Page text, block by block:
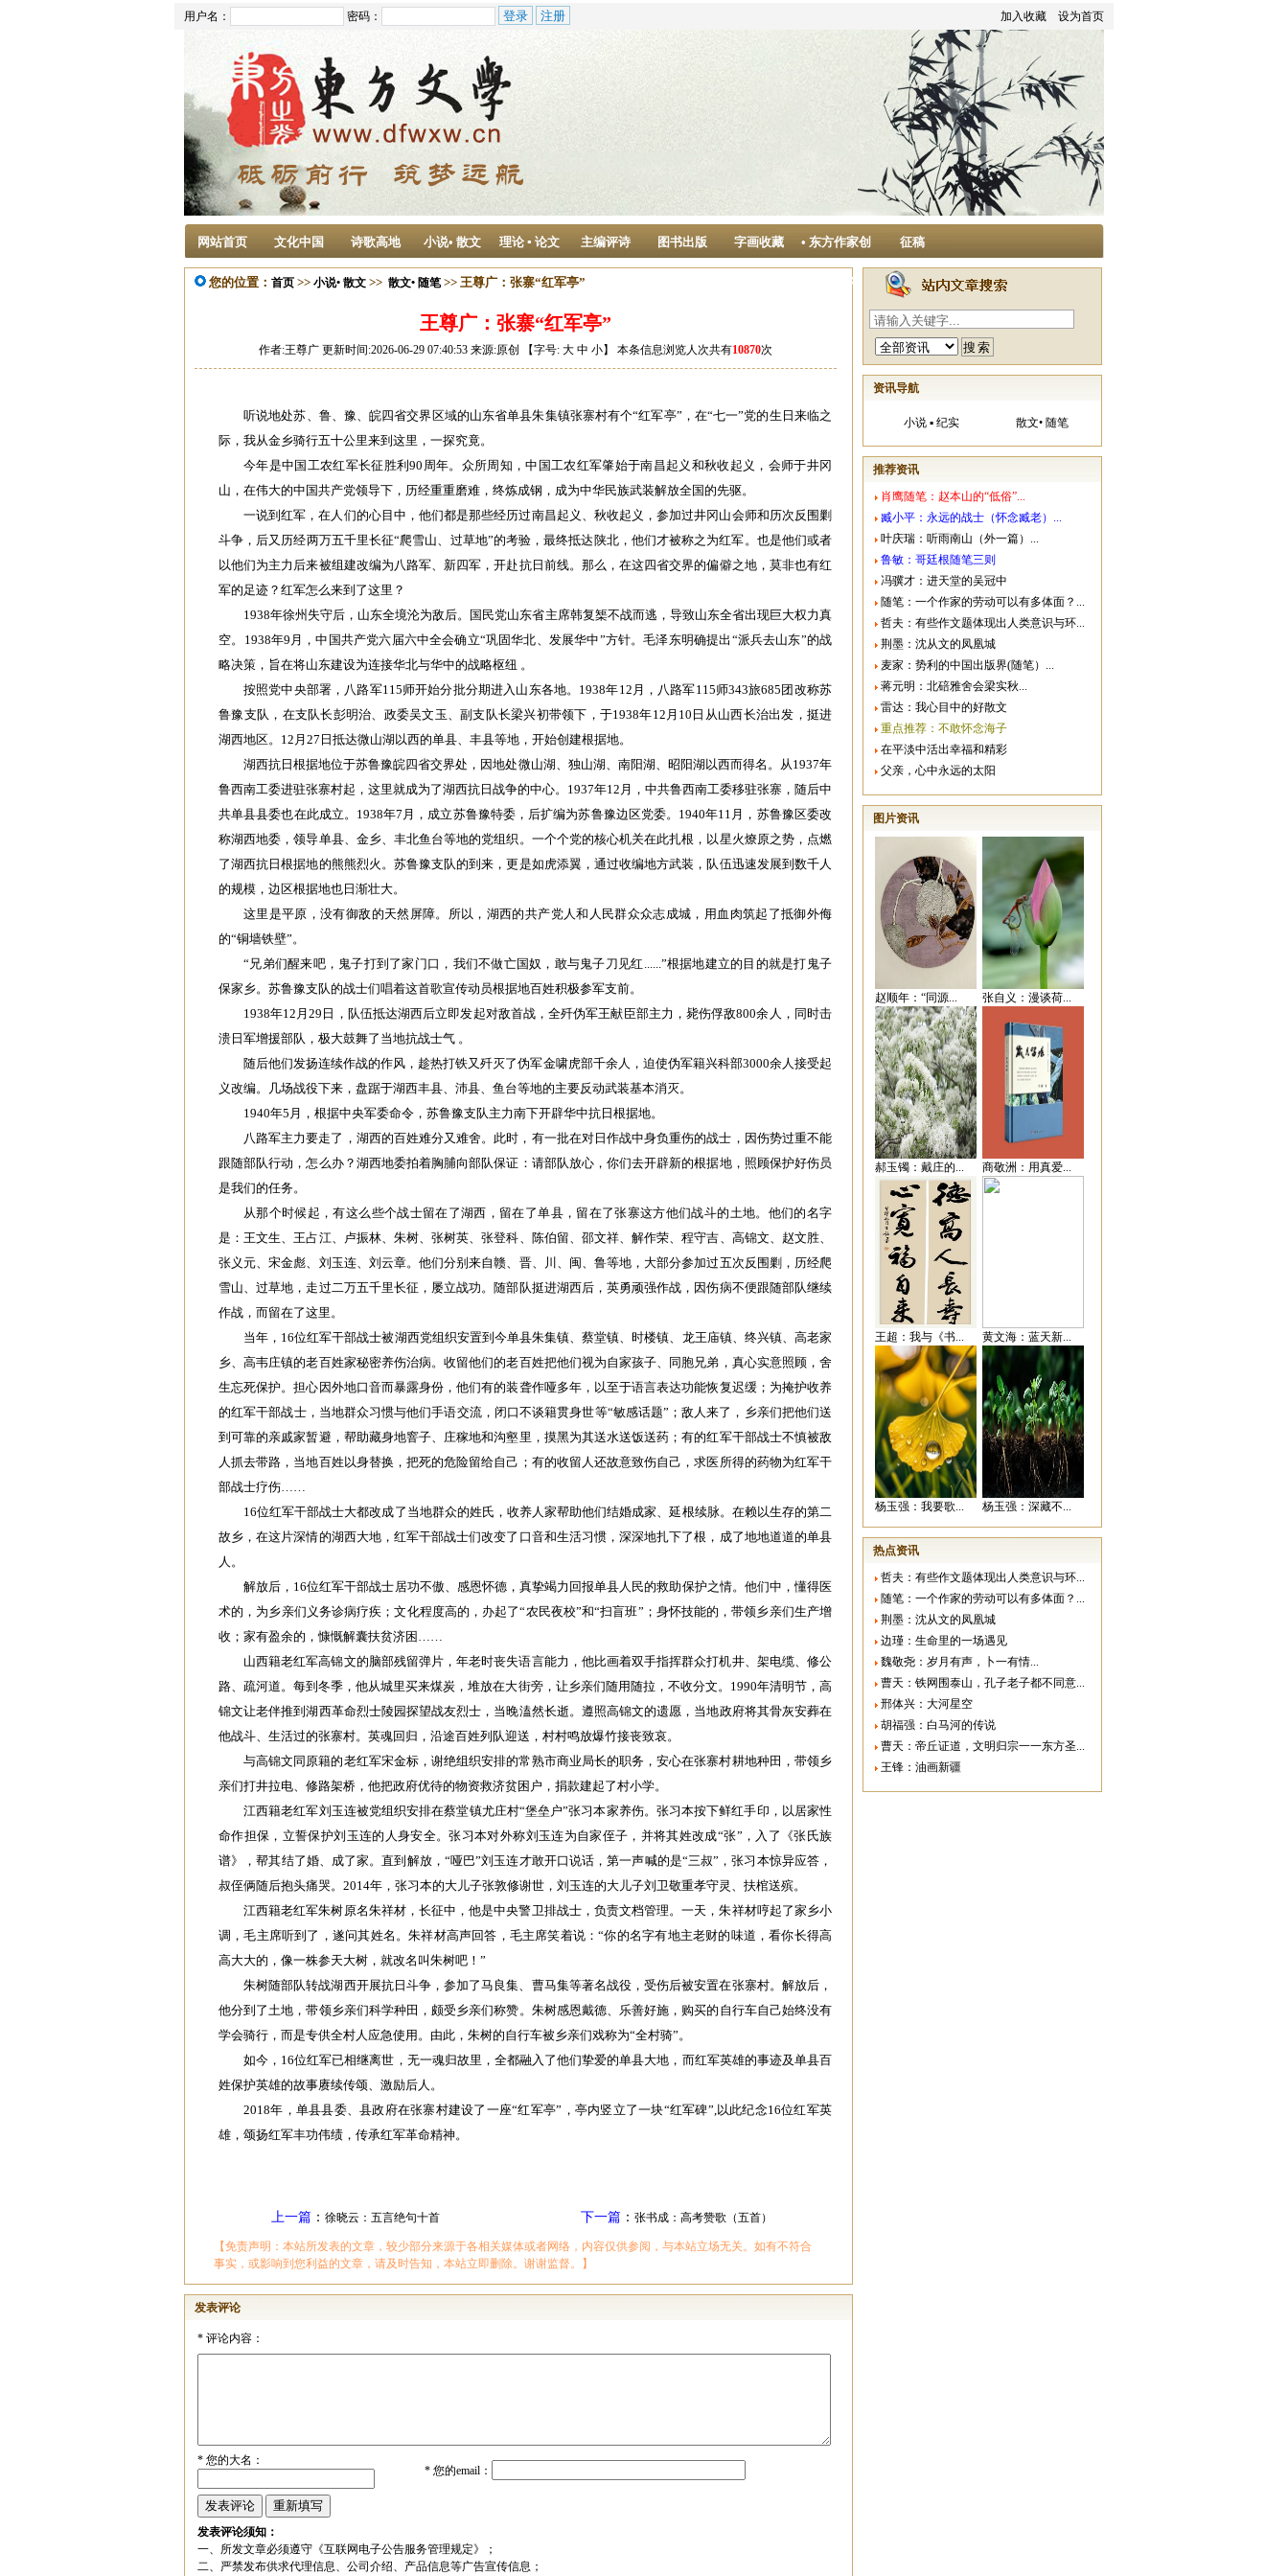
加入收藏 设为首页
用户名： 密码：
网站首页 文化中国 诗歌高地 小说• 散文 理论 ▪ 论文 主编评诗 图书出版 字画收藏 • 东方作家创
作中心
征稿
您的位置： 首页 >> 小说• 散文 >> 散文• 随笔>> 王尊广：张寨“红军亭”
王尊广：张寨“红军亭”
作者:王尊广 更新时间:2026-06-29 07:40:53 来源:原创 【字号: 大 中 小】 本条信息浏览人次共有10870次
听说地处苏、鲁、豫、皖四省交界区域的山东省单县朱集镇张寨村有个“红军亭”，在“七一”党的生日来临之
际，我从金乡骑行五十公里来到这里，一探究竟。
今年是中国工农红军长征胜利90周年。众所周知，中国工农红军肇始于南昌起义和秋收起义，会师于井冈
山，在伟大的中国共产党领导下，历经重重磨难，终炼成钢，成为中华民族武装解放全国的先驱。
一说到红军，在人们的心目中，他们都是那些经历过南昌起义、秋收起义，参加过井冈山会师和历次反围剿
斗争，后又历经两万五千里长征“爬雪山、过草地”的考验，最终抵达陕北，他们才被称之为红军。也是他们或者
以他们为主力后来被组建改编为八路军、新四军，开赴抗日前线。那么，在这四省交界的偏僻之地，莫非也有红
军的足迹？红军怎么来到了这里？
1938年徐州失守后，山东全境沦为敌后。国民党山东省主席韩复榘不战而逃，导致山东全省出现巨大‌权力真
空‌。‌‌1938年9月，中国共产党六届六中全会确立“巩固华北、发展华中”方针。毛泽东明确提出‌“派兵去山东”‌的战
略决策，旨在将山东建设为连接华北与华中的战略枢纽 。
按照党中央部署，八路军115师开始分批分期进入山东各地。1938年12月，八路军115师343旅685团改称‌苏
鲁豫支队‌，在支队长彭明治、政委吴文玉、副支队长梁兴初带领下，于‌1938年12月10日‌从山西长治出发，挺进
湖西地区。‌12月27日‌抵达微山湖以西的单县、丰县等地，开始创建根据地。
‌湖西抗日根据地位于苏鲁豫皖四省交界处，因地处微山湖、独山湖、南阳湖、昭阳湖以西而得名。从1937年
鲁西南工委进驻张寨村起，这里就成为了湖西抗日战争的中心。1937年12月，中共鲁西南工委移驻张寨，随后中
共单县县委也在此成立。1938年7月，成立苏鲁豫特委，后扩编为苏鲁豫边区党委。1940年11月，苏鲁豫区委改
称湖西地委，领导单县、金乡、丰北鱼台等地的党组织。一个个党的核心机关在此扎根，以星火燎原之势，点燃
了湖西抗日根据地的熊熊烈火。苏鲁豫支队的到来，更是如虎添翼，通过收编地方武装，队伍迅速发展到数千人
的规模，边区根据地也日渐壮大。
这里是平原，没有御敌的天然屏障。所以，湖西的共产党人和人民群众众志成城，用血肉筑起了抵御外侮
的“铜墙铁壁”。
“兄弟们醒来吧，鬼子打到了家门口，我们不做亡国奴，敢与鬼子刀见红......”根据地建立的目的就是打鬼子
保家乡。苏鲁豫支队的战士们唱着这首歌宣传动员根据地百姓积极参军支前。
‌1938年12月29日，队伍抵达湖西后立即发起对敌首战，全歼伪军王献臣部主力，毙伤俘敌‌800余人‌，同时击
溃日军增援部队，极大鼓舞了当地抗战士气 。
‌随后他们发扬连续作战的作风，趁热打铁又歼灭了伪军金啸虎部‌千余人‌，迫使伪军籍兴科部‌3000余人‌接受起
义改编。几场战役下来，盘踞于湖西丰县、沛县、鱼台等地的主要反动武装基本消灭。
‌1940年5月，根据中央军委命令，苏鲁豫支队主力南下开辟华中抗日根据地。
八路军主力要走了，湖西的百姓难分又难舍。此时，有一批在对日作战中身负重伤的战士，因伤势过重不能
跟随部队行动，怎么办？湖西地委拍着胸脯向部队保证：请部队放心，你们去开辟新的根据地，照顾保护好伤员
是我们的任务。
从那个时候起，有这么些个战士留在了湖西，留在了单县，留在了张寨这方他们战斗的土地。他们的名字
是：王文生、王占江、卢振林、朱树、张树英、张登科、陈伯留、邵文祥、解作荣、程守吉、高锦文、赵文胜、
张义元、宋金彪、刘玉连、刘云章。他们分别来自赣、晋、川、闽、鲁等地，大部分参加过五次反围剿，历经爬
雪山、过草地，走过二万五千里长征，屡立战功。随部队挺进湖西后，英勇顽强作战，因伤病不便跟随部队继续
作战，而留在了这里。
当年，16位红军干部战士被湖西党组织安置到今单县朱集镇、蔡堂镇、时楼镇、龙王庙镇、终兴镇、高老家
乡、高韦庄镇的老百姓家秘密养伤治病。收留他们的老百姓把他们视为自家孩子、同胞兄弟，真心实意照顾，舍
生忘死保护。担心因外地口音而暴露身份，他们有的装聋作哑多年，以至于语言表达功能恢复迟缓；为掩护收养
的红军干部战士，当地群众习惯与他们手语交流，闭口不谈籍贯身世等“敏感话题”；敌人来了，乡亲们把他们送
到可靠的亲戚家暂避，帮助藏身地窨子、庄稼地和沟壑里，摸黑为其送水送饭送药；有的红军干部战士不慎被敌
人抓去带路，当地百姓以身替换，把死的危险留给自己；有的收留人还故意致伤自己，求医所得的药物为红军干
部战士疗伤……
16位红军干部战士大都改成了当地群众的姓氏，收养人家帮助他们结婚成家、延根续脉。在赖以生存的第二
故乡，在这片深情的湖西大地，红军干部战士们改变了口音和生活习惯，深深地扎下了根，成了地地道道的单县
人。
解放后，16位红军干部战士居功不傲、感恩怀德，真挚竭力回报单县人民的救助保护之情。他们中，懂得医
术的，为乡亲们义务诊病疗疾；文化程度高的，办起了“农民夜校”和“扫盲班”；身怀技能的，带领乡亲们生产增
收；家有盈余的，慷慨解囊扶贫济困……
山西籍老红军高锦文的脑部残留弹片，年老时丧失语言能力，他比画着双手指挥群众打机井、架电缆、修公
路、疏河道。每到冬季，他从城里买来煤炭，堆放在大街旁，让乡亲们随用随拉，不收分文。1990年清明节，高
锦文让老伴推到湖西革命烈士陵园探望战友烈士，当晚溘然长逝。遵照高锦文的遗愿，当地政府将其骨灰安葬在
他战斗、生活过的张寨村。英魂回归，沿途百姓列队迎送，村村鸣放爆竹接丧致哀。
与高锦文同原籍的老红军宋金标，谢绝组织安排的常熟市商业局长的职务，安心在张寨村耕地种田，带领乡
亲们打井拉电、修路架桥，他把政府优待的物资救济贫困户，捐款建起了村小学。
江西籍老红军刘玉连被党组织安排在蔡堂镇尤庄村“堡垒户”张习本家养伤。张习本按下鲜红手印，以居家性
命作担保，立誓保护刘玉连的人身安全。张习本对外称刘玉连为自家侄子，并将其姓改成“张”，入了《张氏族
谱》，帮其结了婚、成了家。直到解放，“哑巴”刘玉连才敢开口说话，第一声喊的是“三叔”，张习本惊异应答，
叔侄俩随后抱头痛哭。2014年，张习本的大儿子张敦修谢世，刘玉连的大儿子刘卫敬重孝守灵、扶棺送殡。
江西籍老红军朱树原名朱祥材，长征中，他是中央警卫排战士，负责文档管理。一天，朱祥材哼起了家乡小
调，毛主席听到了，遂问其姓名。朱祥材高声回答，毛主席笑着说：“你的名字有地主老财的味道，看你长得高
高大大的，像一株参天大树，就改名叫朱树吧！”
朱树随部队转战湖西开展抗日斗争，参加了马良集、曹马集等著名战役，受伤后被安置在张寨村。解放后，
他分到了土地，带领乡亲们科学种田，颇受乡亲们称赞。朱树感恩戴德、乐善好施，购买的自行车自己始终没有
学会骑行，而是专供全村人应急使用。由此，朱树的自行车被乡亲们戏称为“全村骑”。
如今，16位红军已相继离世，无一魂归故里，全都融入了他们挚爱的单县大地，而红军英雄的事迹及单县百
姓保护英雄的故事赓续传颂、激励后人。
2018年，单县县委、县政府在张寨村建设了一座“红军亭”，亭内竖立了一块“红军碑”,以此纪念16位红军英
雄，颂扬红军丰功伟绩，传承红军革命精神。
上一篇： 徐晓云：五言绝句十首 下一篇： 张书成：高考赞歌（五首）
【免责声明：本站所发表的文章，较少部分来源于各相关媒体或者网络，内容仅供参阅，与本站立场无关。如有不符合
事实，或影响到您利益的文章，请及时告知，本站立即删除。谢谢监督。】
发表评论
*评论内容：
*您的大名：
*您的email：
发表评论须知：
一、所发文章必须遵守《互联网电子公告服务管理规定》；
二、严禁发布供求代理信息、公司介绍、产品信息等广告宣传信息；
资讯导航
小说 ▪ 纪实 散文• 随笔
推荐资讯
肖鹰随笔：赵本山的“低俗”...
臧小平：永远的战士（怀念臧老）...
叶庆瑞：听雨南山（外一篇）...
鲁敏：哥廷根随笔三则
冯骥才：进天堂的吴冠中
随笔：一个作家的劳动可以有多体面？...
哲夫：有些作文题体现出人类意识与环...
荆墨：沈从文的凤凰城
麦家：势利的中国出版界(随笔）...
蒋元明：北碚雅舍会梁实秋...
雷达：我心目中的好散文
重点推荐：不敢怀念海子
在平淡中活出幸福和精彩
父亲，心中永远的太阳
图片资讯
赵顺年：“同源... 张自义：漫谈荷...
郝玉镯：戴庄的... 商敬洲：用真爱...
王超：我与《书... 黄文海：蓝天新...
杨玉强：我要歌... 杨玉强：深藏不...
热点资讯
哲夫：有些作文题体现出人类意识与环...
随笔：一个作家的劳动可以有多体面？...
荆墨：沈从文的凤凰城
边瑾：生命里的一场遇见
魏敬尧：岁月有声，卜一有情...
曹天：铁网围泰山，孔子老子都不同意...
邢体兴：大河星空
胡福强：白马河的传说
曹天：帝丘证道，文明归宗一一东方圣...
王锋：油画新疆